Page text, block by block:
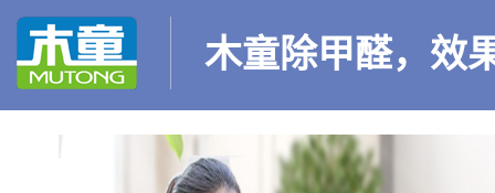
木童除甲醛，效